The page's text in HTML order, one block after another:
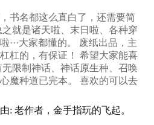
书名都这么直白了，还需要简
之就是诸天啦、末日啦、各种穿
···大家都懂的。 废纸出品，主
杠的，有保证！ 希望大家能喜
无限制神话、神话原生种、召唤
魔种道已完本。 喜欢的可以去
: 老作者，金手指玩的飞起。